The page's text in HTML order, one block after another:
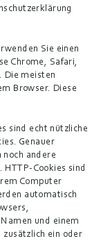
Sie einen
Chrome, Safari,
Die meisten
Browser. Diese
sind echt nützliche
Genauer
noch andere
Cookies sind
Computer
automatisch
und einem
zusätzlich ein oder